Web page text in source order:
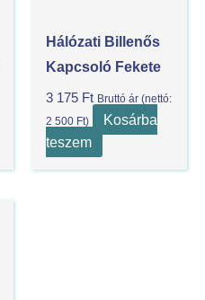
Hálózati Billenős
Kapcsoló Fekete
3 175 Ft Bruttó ár (nettó:
2 500 Ft)
Kosárba
teszem